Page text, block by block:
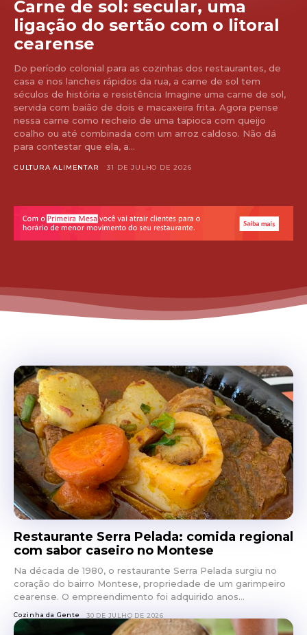
Carne de sol: secular, uma
ligação do sertão com o litoral
cearense
Do período colonial para as cozinhas dos restaurantes, de
casa e nos lanches rápidos da rua, a carne de sol tem
séculos de história e resistência Imagine uma carne de sol,
servida com baião de dois e macaxeira frita. Agora pense
nessa carne como recheio de uma tapioca com queijo
coalho ou até combinada com um arroz caldoso. Não dá
para contestar que ela, a...
CULTURA ALIMENTAR 31 DE JULHO DE 2026
Restaurante Serra Pelada: comida regional
com sabor caseiro no Montese
Na década de 1980, o restaurante Serra Pelada surgiu no
coração do bairro Montese, propriedade de um garimpeiro
cearense. O empreendimento foi adquirido anos...
Cozinha da Gente 30 DE JULHO DE 2026